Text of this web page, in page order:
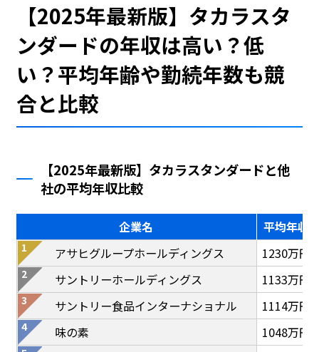
【2025年最新版】タカラスタ
ンダードの年収は高い？低
い？平均年齢や勤続年数も競
合と比較
【2025年最新版】タカラスタンダードと他
社の平均年収比較
企業名
平均年収
アサヒグループホールディングス
1230万円
サントリーホールディングス
1133万円
サントリー食品インターナショナル
1114万円
味の素
1048万円